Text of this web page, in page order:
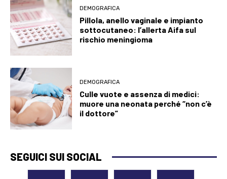
DEMOGRAFICA
Pillola, anello vaginale e impianto
sottocutaneo: l’allerta Aifa sul
rischio meningioma
DEMOGRAFICA
Culle vuote e assenza di medici:
muore una neonata perché “non c’è
il dottore”
SEGUICI SUI SOCIAL